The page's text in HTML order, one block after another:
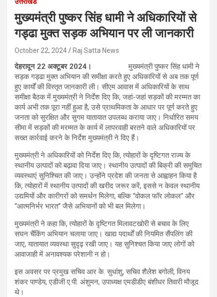
मुख्यमंत्री पुष्कर सिंह धामी ने अधिकारियों से
गड्ढा मुक्त सड़क अभियान पर ली जानकारी
October 22, 2024 Raj Satta News
देहरादून 22 अक्टूबर 2024।
मुख्यमंत्री पुष्कर सिंह धामी ने
सड़क गड्ढा मुक्त अभियान की समीक्षा करते हुए अधिकारियों से अब तक पूर्ण
हुए कार्यों की विस्तृत जानकारी ली। सीएम आवास में अधिकारियों के साथ
समीक्षा बैठक में मुख्यमंत्री ने निर्देश दिए कि, जहां-जहां सड़कों की मरम्मत का
कार्य अभी तक पूरा नहीं हुआ है, उसे प्राथमिकता के आधार पर पूर्ण करते हुए
जनता को सुरक्षित और सुगम यातायात उपलब्ध कराया जाए। निर्धारित समय
सीमा में सड़कों की मरम्मत के कार्य में लापरवाही बरतने वाले अधिकारियों पर
सख्त कार्रवाई करने के निर्देश मुख्यमंत्री ने दिए हैं।
मुख्यमंत्री ने अधिकारियों को निर्देश दिए कि, त्योहारों के दृष्टिगत राज्य के
स्थानीय उत्पादों को बढ़ावा दिया जाए। स्थानीय उत्पादों की बिक्री की समुचित
व्यवस्थाएं सुनिश्चित की जाए। उन्होंने प्रदेश की जनता से आह्वाहन किया है
कि, त्योहारों में स्थानीय उत्पादों की खरीद जरूर करें, इससे न केवल स्थानीय
उद्यमियों और कारीगरों को समर्थन मिलेगा, बल्कि “वोकल फॉर लोकल“ और
“आत्मनिर्भर भारत“ जैसे अभियानों को भी बल मिलेगा।
मुख्यमंत्री ने कहा कि, त्योहारों के दृष्टिगत मिलावटखोरी से बचाव के लिए
सघन चैंकिंग अभियान चलाया जाए। खाद्य पदार्थों की नियमित सैंपलिंग की
जाए, यातायात व्यवस्था सुदृढ़ रखी जाए। यह सुनिश्चत किया जाए लोगों को
आवाजाही में अनावश्यक परेशानी न हो।
इस अवसर पर प्रमुख सचिव आर के. सुधांशु, सचिव शैलेश बगोली, विनय
शंकर पाण्डेय, एडीजी ए.पी. अंशुमन, उपाध्यक्ष एमडीडीए बंशीधर तिवारी मौजूद
थे।